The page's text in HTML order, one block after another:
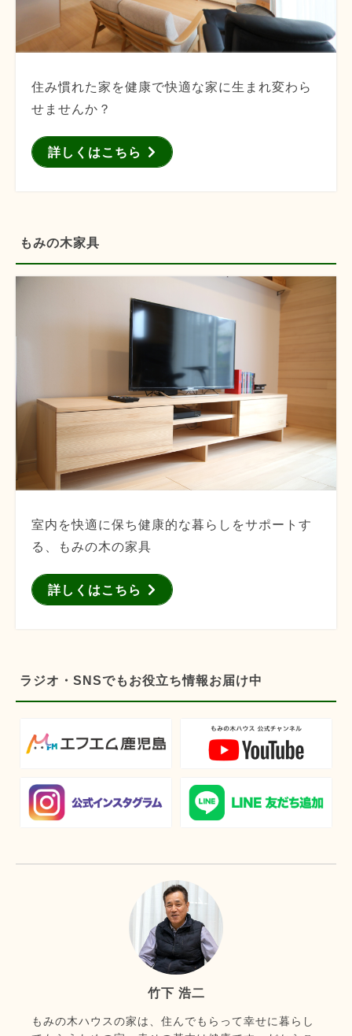
住み慣れた家を健康で快適な家に生まれ変わら
せませんか？
詳しくはこちら
もみの木家具
室内を快適に保ち健康的な暮らしをサポートす
る、もみの木の家具
詳しくはこちら
ラジオ・SNSでもお役立ち情報お届け中
竹下 浩二
もみの木ハウスの家は、住んでもらって幸せに暮らし